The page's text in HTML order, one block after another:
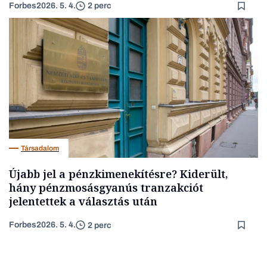
Forbes2026. 5. 4. 2 perc
Társadalom
Újabb jel a pénzkimenekítésre? Kiderült,
hány pénzmosásgyanús tranzakciót
jelentettek a választás után
Forbes2026. 5. 4. 2 perc